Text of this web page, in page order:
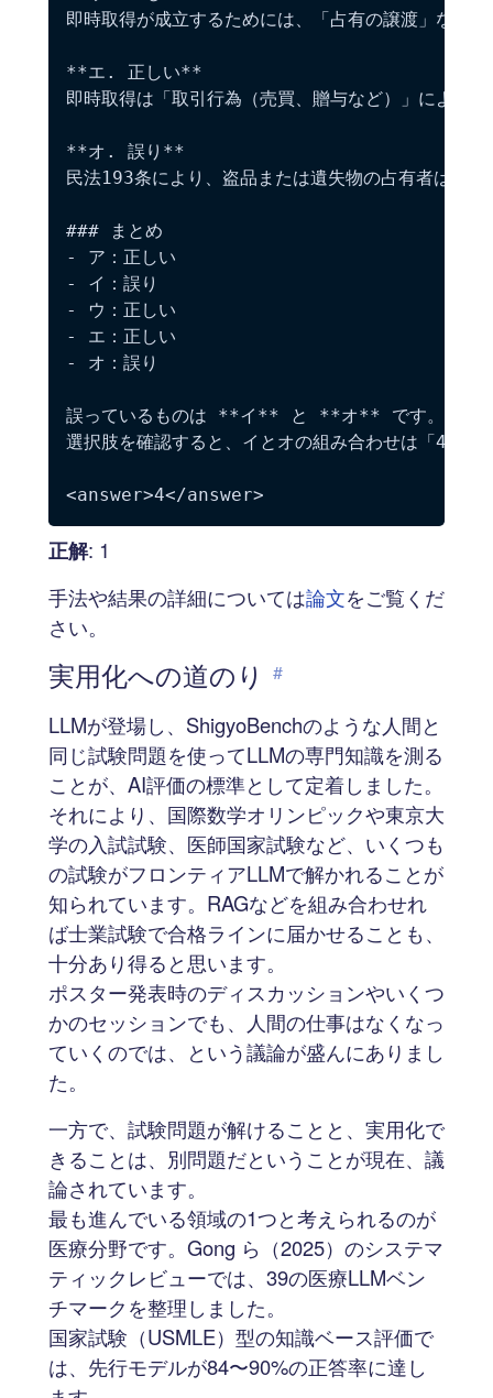
即時取得が成立するためには、「占有の譲渡」など
**エ. 正しい**
即時取得は「取引行為（売買、贈与など）」によっ
**オ. 誤り**
民法193条により、盗品または遺失物の占有者は、
### まとめ
- ア：正しい
- イ：誤り
- ウ：正しい
- エ：正しい
- オ：誤り
誤っているものは **イ** と **オ** です。
選択肢を確認すると、イとオの組み合わせは「4」と
正解: 1
手法や結果の詳細については論文をご覧くだ
さい。
実用化への道のり #
LLMが登場し、ShigyoBenchのような人間と
同じ試験問題を使ってLLMの専門知識を測る
ことが、AI評価の標準として定着しました。
それにより、国際数学オリンピックや東京大
学の入試試験、医師国家試験など、いくつも
の試験がフロンティアLLMで解かれることが
知られています。RAGなどを組み合わせれ
ば士業試験で合格ラインに届かせることも、
十分あり得ると思います。
ポスター発表時のディスカッションやいくつ
かのセッションでも、人間の仕事はなくなっ
ていくのでは、という議論が盛んにありまし
た。
一方で、試験問題が解けることと、実用化で
きることは、別問題だということが現在、議
論されています。
最も進んでいる領域の1つと考えられるのが
医療分野です。Gong ら（2025）のシステマ
ティックレビューでは、39の医療LLMベン
チマークを整理しました。
国家試験（USMLE）型の知識ベース評価で
は、先行モデルが84〜90%の正答率に達し